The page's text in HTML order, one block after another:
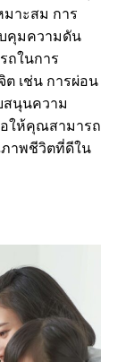
าะสม การ
บคุมความดัน
ถในการ
ต เช่น การผ่อน
สนุนความ
ให้คุณสามารถ
าพชีวิตที่ดีใน